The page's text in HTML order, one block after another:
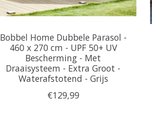
Bobbel Home Dubbele Parasol -
460 x 270 cm - UPF 50+ UV
Bescherming - Met
Draaisysteem - Extra Groot -
Waterafstotend - Grijs
€129,99